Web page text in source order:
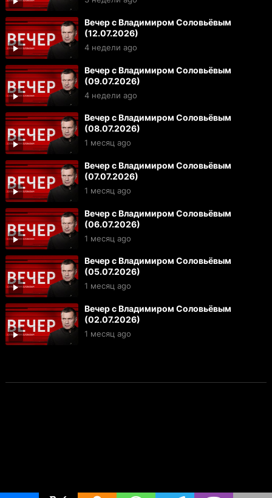
Вечер с Владимиром Соловьёвым
(12.07.2026)
4 недели ago
Вечер с Владимиром Соловьёвым
(09.07.2026)
4 недели ago
Вечер с Владимиром Соловьёвым
(08.07.2026)
1 месяц ago
Вечер с Владимиром Соловьёвым
(07.07.2026)
1 месяц ago
Вечер с Владимиром Соловьёвым
(06.07.2026)
1 месяц ago
Вечер с Владимиром Соловьёвым
(05.07.2026)
1 месяц ago
Вечер с Владимиром Соловьёвым
(02.07.2026)
1 месяц ago